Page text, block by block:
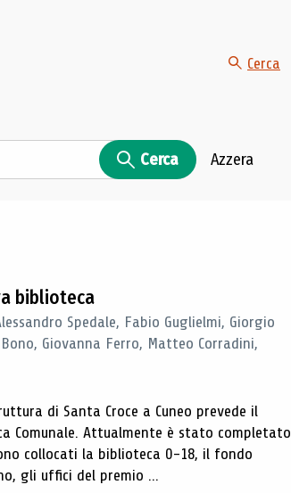
Cerca
Cerca Azzera
biblioteca
Spedale, Fabio Guglielmi, Giorgio
Giovanna Ferro, Matteo Corradini,
di Santa Croce a Cuneo prevede il
Comunale. Attualmente è stato completato
collocati la biblioteca 0-18, il fondo
gli uffici del premio ...